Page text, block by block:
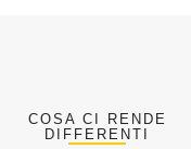
COSA CI RENDE
DIFFERENTI